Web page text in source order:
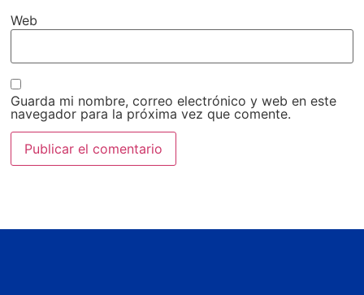
Web
Guarda mi nombre, correo electrónico y web en este
navegador para la próxima vez que comente.